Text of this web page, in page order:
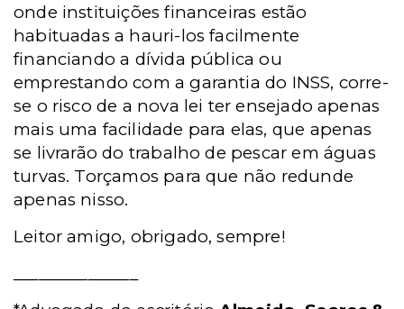
onde instituições financeiras estão
habituadas a hauri-los facilmente
financiando a dívida pública ou
emprestando com a garantia do INSS, corre-
se o risco de a nova lei ter ensejado apenas
mais uma facilidade para elas, que apenas
se livrarão do trabalho de pescar em águas
turvas. Torçamos para que não redunde
apenas nisso.
Leitor amigo, obrigado, sempre!